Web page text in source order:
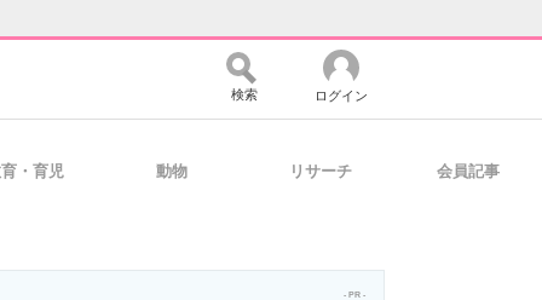
検索 ログイン
・育児 動物 リサーチ 会員記事
- PR -